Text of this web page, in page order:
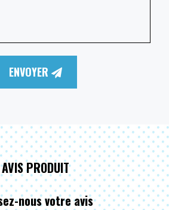
ENVOYER
AVIS PRODUIT
nous votre avis